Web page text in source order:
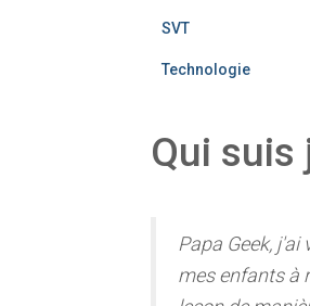
SVT
Technologie
Qui suis
Papa Geek, j'ai
mes enfants à